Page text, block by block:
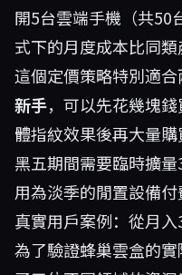
開5台雲端手機（共50
式下的月度成本比同類
這個定價策略特別適
新手，可以先花幾塊
體指紋效果後再大量
黑五期間需要臨時擴
用為淡季的閒置設備付
真實用戶案例：從月
為了驗證蜂巢雲盒的